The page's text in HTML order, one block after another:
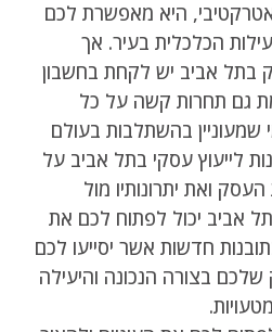
היא מאפשרת לכם
הכלכלית בעיר. אך
בתל אביב יש לקחת בחשבון
גם תחרות קשה על כל
שמעוניין בהשתלבות בעולם
לייעוץ עסקי בתל אביב על
ואת יתרונותיו מול
אביב יכול לפתוח לכם את
חדשות אשר יסייעו לכם
בצורה הנכונה והיעילה